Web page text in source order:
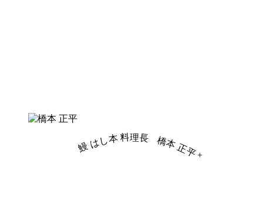
鰻 はし本 料理長 橋本 正平+